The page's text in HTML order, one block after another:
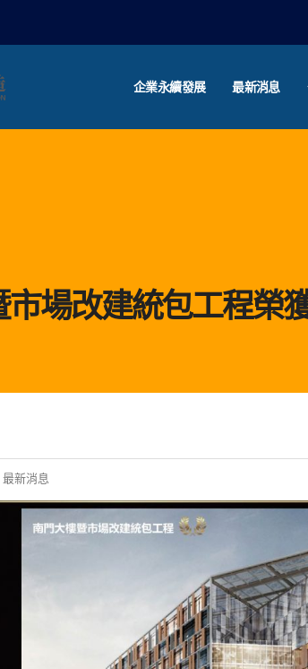
企業永續發展 最新消息
市場改建統包工程榮
最新消息